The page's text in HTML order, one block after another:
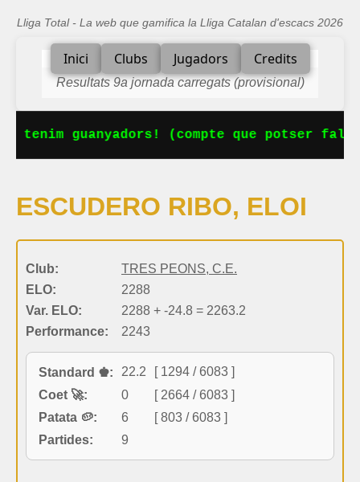
Lliga Total - La web que gamifica la Lliga Catalan d'escacs 2026
Inici Clubs Jugadors Credits
Resultats 9a jornada carregats (provisional)
tenim guanyadors! (compte que potser
ESCUDERO RIBO, ELOI
Club:
TRES PEONS, C.E.
ELO:
2288
Var. ELO:
2288 + -24.8 = 2263.2
Performance:
2243
Standard ♚: 22.2
[ 1294 / 6083 ]
Coet 🚀:
0
[ 2664 / 6083 ]
Patata 🥔:
6
[ 803 / 6083 ]
Partides:
9